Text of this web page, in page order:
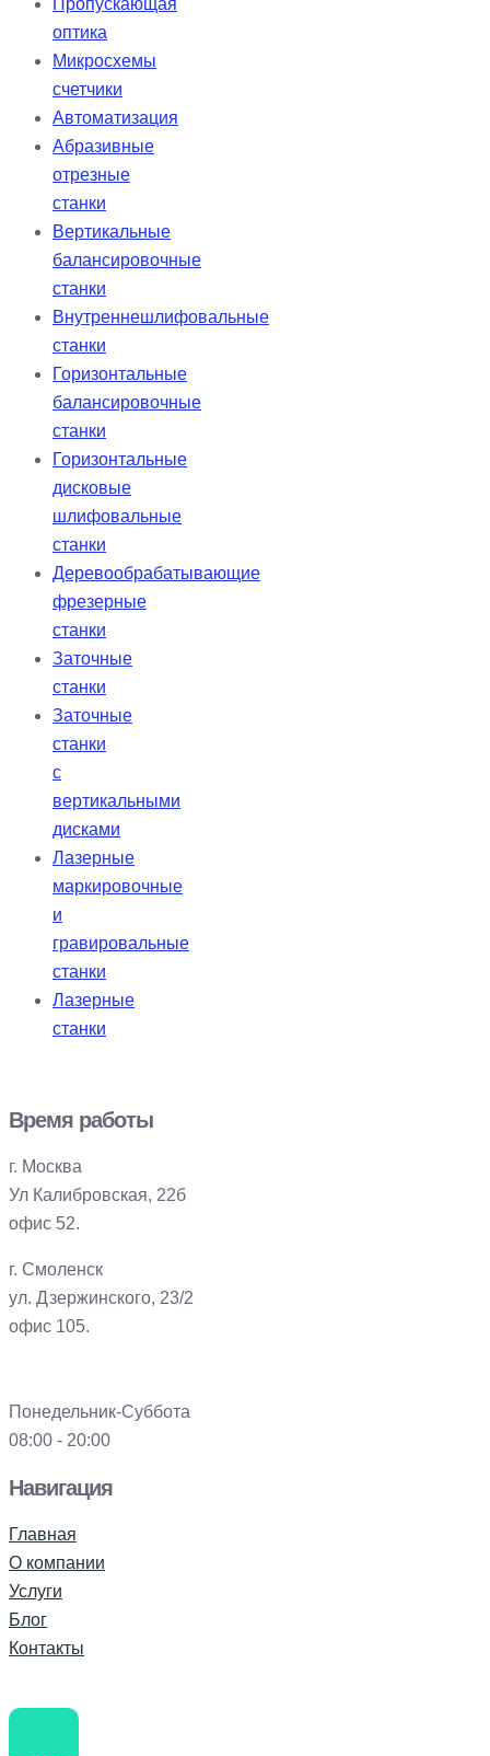
Пропускающая
оптика
Микросхемы
счетчики
Автоматизация
Абразивные
отрезные
станки
Вертикальные
балансировочные
станки
Внутреннешлифовальные
станки
Горизонтальные
балансировочные
станки
Горизонтальные
дисковые
шлифовальные
станки
Деревообрабатывающие
фрезерные
станки
Заточные
станки
Заточные
станки
с
вертикальными
дисками
Лазерные
маркировочные
и
гравировальные
станки
Лазерные
станки
Время работы
г. Москва
Ул Калибровская, 22б
офис 52.
г. Смоленск
ул. Дзержинского, 23/2
офис 105.
Понедельник-Суббота
08:00 - 20:00
Навигация
Главная
О компании
Услуги
Блог
Контакты